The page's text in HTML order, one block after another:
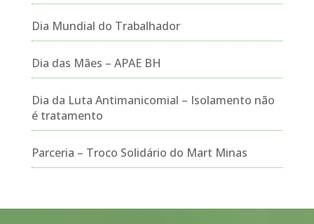
Dia Mundial do Trabalhador
Dia das Mães – APAE BH
Dia da Luta Antimanicomial – Isolamento não
é tratamento
Parceria – Troco Solidário do Mart Minas